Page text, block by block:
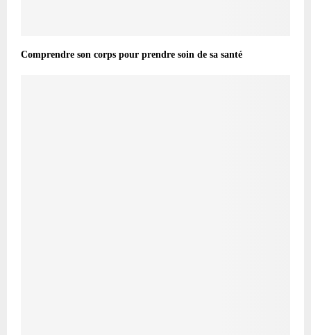
Comprendre son corps pour prendre soin de sa santé